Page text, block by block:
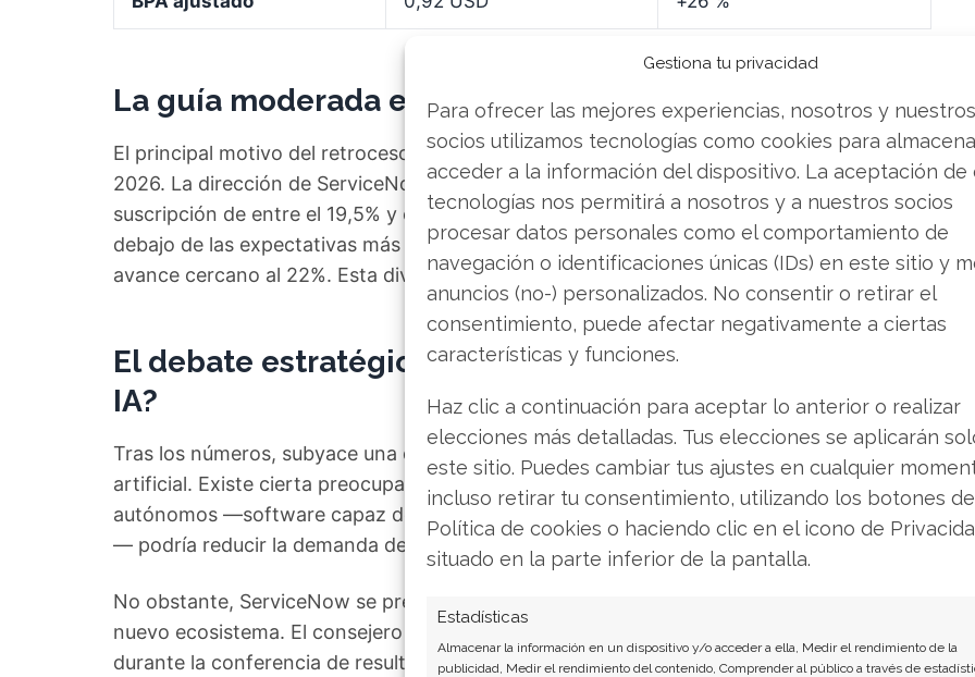
Gestiona tu privacidad
Para ofrecer las mejores experiencias, nosotros y nuestros
socios utilizamos tecnologías como cookies para
acceder a la información del dispositivo. La aceptación de
tecnologías nos permitirá a nosotros y a nuestros socios
procesar datos personales como el comportamiento de
navegación o identificaciones únicas (IDs) en este sitio y
anuncios (no-) personalizados. No consentir o retirar el
consentimiento, puede afectar negativamente a ciertas
características y funciones.
Haz clic a continuación para aceptar lo anterior o realizar
elecciones más detalladas. Tus elecciones se aplicarán
este sitio. Puedes cambiar tus ajustes en cualquier
incluso retirar tu consentimiento, utilizando los botones
Política de cookies o haciendo clic en el icono de
situado en la parte inferior de la pantalla.
Estadísticas
Almacenar la información en un dispositivo y/o acceder a ella, Medir el rendimiento de la
publicidad, Medir el rendimiento del contenido, Comprender al público a través de
La guía moderada enfrió el entusiasmo
El principal motivo del retroceso bursátil se encuentra en las previsiones para el año
2026. La dirección de ServiceNow anticipa un crecimiento de sus ingresos por
suscripción de entre el 19,5% y el 20%. Este pronóstico, aunque sólido, se quedó por
debajo de las expectativas más optimistas de algunos inversores, que esperaban un
avance cercano al 22%. Esta divergencia fue suficiente para generar una ola de ventas.
El debate estratégico: ¿amenaza u oportunidad de la
IA?
Tras los números, subyace una discusión de fondo sobre el impacto de la inteligencia
artificial. Existe cierta preocupación en el mercado sobre si el auge de los agentes de IA
autónomos —software capaz de gestionar procesos complejos sin intervención humana
— podría reducir la demanda de las licencias de usuario tradicionales.
No obstante, ServiceNow se presenta a sí misma como un actor fundamental en este
nuevo ecosistema. El consejero delegado, Bill McDermott, describió a la compañía
durante la conferencia de resultados como el "centro de control" para dichos agentes de